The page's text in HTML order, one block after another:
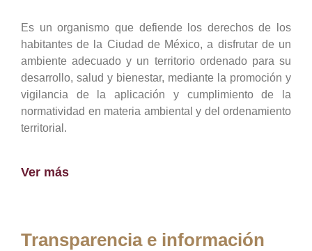
Es un organismo que defiende los derechos de los
habitantes de la Ciudad de México, a disfrutar de un
ambiente adecuado y un territorio ordenado para su
desarrollo, salud y bienestar, mediante la promoción y
vigilancia de la aplicación y cumplimiento de la
normatividad en materia ambiental y del ordenamiento
territorial.
Ver más
Transparencia e información